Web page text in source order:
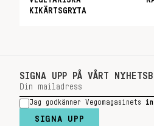
KIKÄRTSGRYTA
SIGNA UPP PÅ VÅRT
Jag godkänner Vegomagasinets
SIGNA UPP